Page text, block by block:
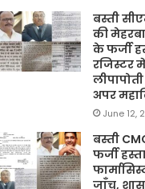
बस्ती
की
के फर्जी
रजिस्टर
अपर
June 12,
बस्ती
फर्जी
जाँच,